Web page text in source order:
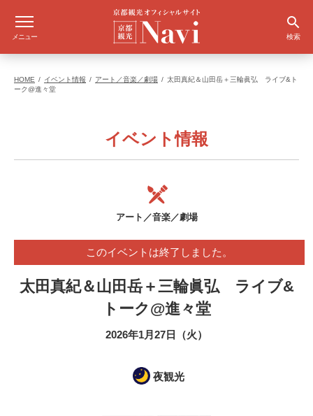
メニュー 検索
HOME イベント情報 アート／音楽／劇場
太田真紀＆山田岳＋三輪眞弘 ライブ&ト
ーク@進々堂
イベント情報
アート／音楽／劇場
このイベントは終了しました。
太田真紀＆山田岳＋三輪眞弘 ライブ&
トーク@進々堂
2026年1月27日（火）
夜観光